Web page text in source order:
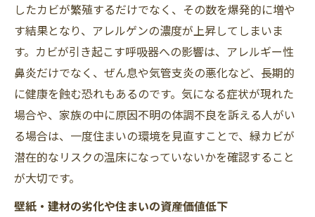
したカビが繁殖するだけでなく、その数を爆発的に増や
す結果となり、アレルゲンの濃度が上昇してしまいま
す。カビが引き起こす呼吸器への影響は、アレルギー性
鼻炎だけでなく、ぜん息や気管支炎の悪化など、長期的
に健康を蝕む恐れもあるのです。気になる症状が現れた
場合や、家族の中に原因不明の体調不良を訴える人がい
る場合は、一度住まいの環境を見直すことで、緑カビが
潜在的なリスクの温床になっていないかを確認すること
が大切です。
壁紙・建材の劣化や住まいの資産価値低下